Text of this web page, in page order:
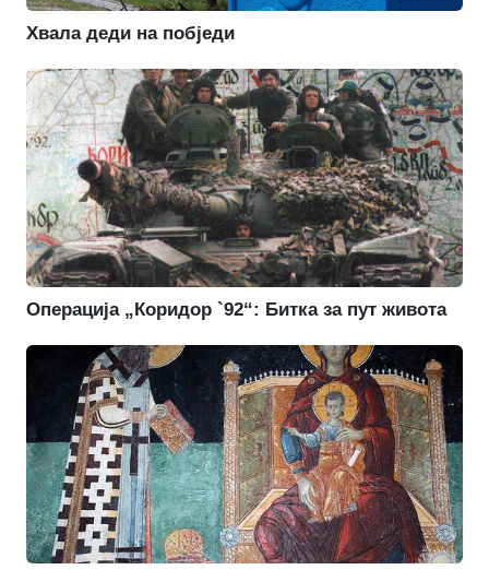
Хвала деди на побједи
Операција „Коридор `92“: Битка за пут живота